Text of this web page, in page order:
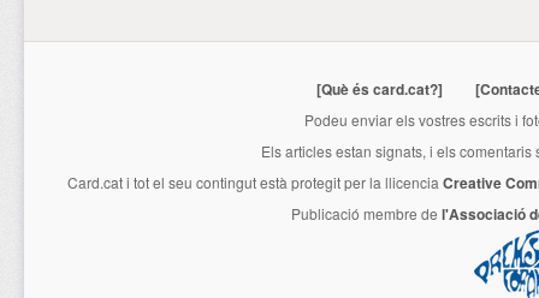
[Què és card.cat?]
Podeu enviar els vostres escrits i
Els articles estan signats, i els
Card.cati tot el seu contingut està protegit per la llicenciaCreative
Publicació membre de l'Associació